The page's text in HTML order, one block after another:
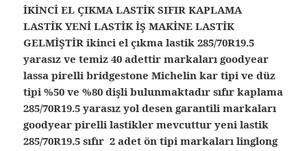
İKİNCİ EL ÇIKMA LASTİK SIFIR KAPLAMA
LASTİK YENİ LASTİK İŞ MAKİNE LASTİK
GELMİŞTİR ikinci el çıkma lastik 285/70R19.5
yarasız ve temiz 40 adettir markaları goodyear
lassa pirelli bridgestone Michelin kar tipi ve düz
tipi %50 ve %80 dişli bulunmaktadır sıfır kaplama
285/70R19.5 yarasız yol desen garantili markaları
goodyear pirelli lastikler mevcuttur yeni lastik
285/70R19.5 sıfır 2 adet ön tipi markaları linglong